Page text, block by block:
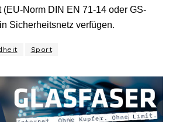
(EU-Norm DIN EN 71-14 oder GS-
Sicherheitsnetz verfügen.
Sport